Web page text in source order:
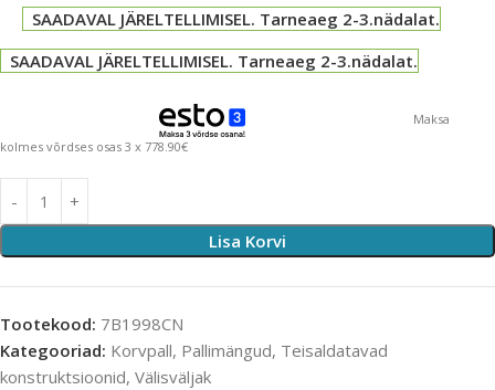
SAADAVAL JÄRELTELLIMISEL. Tarneaeg 2-3.nädalat.
SAADAVAL JÄRELTELLIMISEL. Tarneaeg 2-3.nädalat.
Maksa
kolmes võrdses osas 3 x 778.90€
Lisa Korvi
Tootekood: 7B1998CN
Kategooriad: Korvpall, Pallimängud, Teisaldatavad
konstruktsioonid, Välisväljak